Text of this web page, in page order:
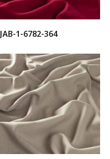
JAB-1-6782-364